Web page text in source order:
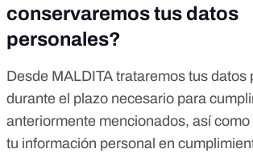
conservaremos tus datos
personales?
Desde MALDITA trataremos tus datos
durante el plazo necesario para
anteriormente mencionados, así
tu información personal en